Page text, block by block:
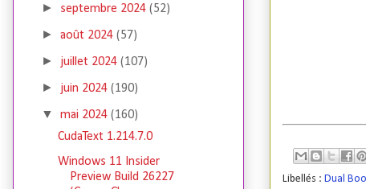
Libellés : Dual
► septembre 2024(52)
►août 2024(57)
► juillet 2024(107)
► juin 2024(190)
▼mai 2024(160)
CudaText 1.214.7.0
Windows 11 Insider
Preview Build 26227